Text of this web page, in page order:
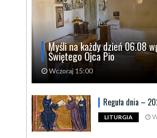
Myśli na każdy dzień 06.08
Świętego Ojca Pio
Wczoraj 15:00
Reguła dnia –
LITURGIA